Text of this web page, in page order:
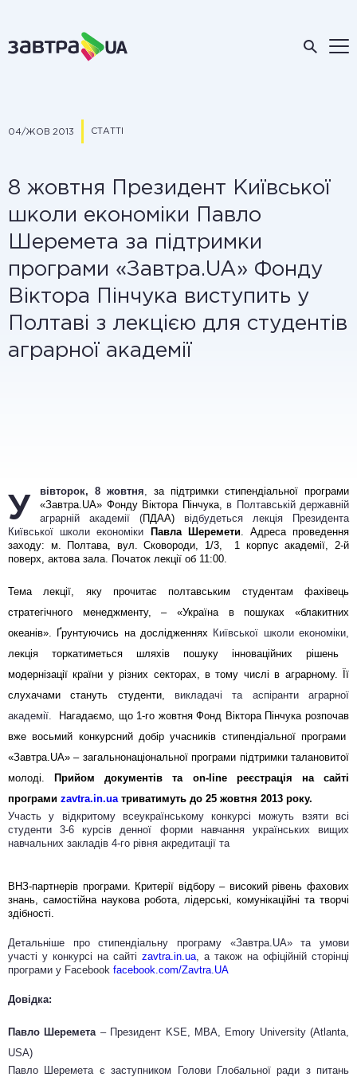
04/ЖОВ 2013 СТАТТІ
8 жовтня Президент Київської
школи економіки Павло
Шеремета за підтримки
програми «Завтра.UA» Фонду
Віктора Пінчука виступить у
Полтаві з лекцією для студентів
аграрної академії
У вівторок, 8 жовтня, за підтримки стипендіальної програми
«Завтра.UA» Фонду Віктора Пінчука, в Полтавській державній
аграрній академії (ПДАА) відбудеться лекція Президента
Київської школи економіки
Павла Шеремети. Адреса проведення
заходу: м. Полтава, вул. Сковороди, 1/3,
1 корпус академії, 2-й
поверх, актова зала. Початок лекції об 11:00.
Тема лекції, яку прочитає полтавським студентам фахівець
стратегічного менеджменту, – «Україна в пошуках «блакитних
океанів». Ґрунтуючись на дослідженнях Київської школи економіки,
лекція торкатиметься шляхів пошуку інноваційних рішень
модернізації країни у різних секторах, в тому числі в аграрному. Її
слухачами стануть студенти, викладачі та аспіранти аграрної
академії.
Нагадаємо, що 1-го жовтня Фонд Віктора Пінчука розпочав
вже восьмий конкурсний добір учасників стипендіальної програми
«Завтра.UA» – загальнонаціональної програми підтримки талановитої
молоді.
Прийом документів та on-line реєстрація на сайті
програми zavtra.in.uaтриватимуть до 25 жовтня 2013 року.
Участь у відкритому всеукраїнському конкурсі можуть взяти всі
студенти 3-6 курсів денної форми навчання українських вищих
навчальних закладів 4-го рівня акредитації та
ВНЗ-партнерів програми. Критерії відбору – високий рівень фахових
знань, самостійна наукова робота, лідерські, комунікаційні та творчі
здібності.
Детальніше про стипендіальну програму «Завтра.UA» та умови
участі у конкурсі на сайті zavtra.in.ua, а також на офіційній сторінці
програми у Facebook facebook.com/Zavtra.UA
Довідка:
Павло Шеремета– Президент KSE, MBA, Emory University (Atlanta,
USA)
Павло Шеремета є заступником Голови Глобальної ради з питань